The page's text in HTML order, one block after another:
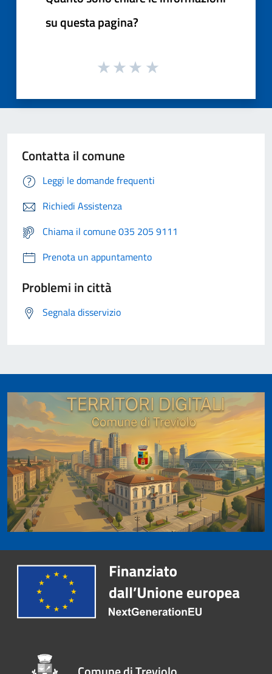
su questa pagina?
Contatta il comune
Leggi le domande frequenti
Richiedi Assistenza
Chiama il comune 035 205 9111
Prenota un appuntamento
Problemi in città
Segnala disservizio